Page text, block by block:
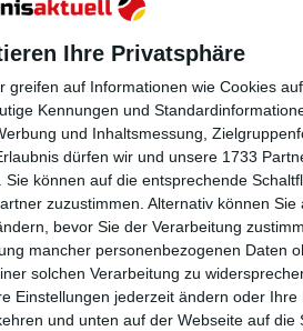
Ihre Privatsphäre
auf Informationen wie Cookies
Kennungen und
und Inhaltsmessung,
dürfen wir und unsere 1733
können auf die entsprechende
zuzustimmen. Alternativ können Sie
bevor Sie der Verarbeitung
mancher personenbezogenen Daten
solchen Verarbeitung zu
Einstellungen jederzeit ändern oder Ihre
und unten auf der Webseite auf die
beflügeln, denn
nicht spielen,
einfach nicht
werfen. Er muss
Wenn ich
bestätigt
t,
B.
on
uss
mal
des
n
nt.
kel